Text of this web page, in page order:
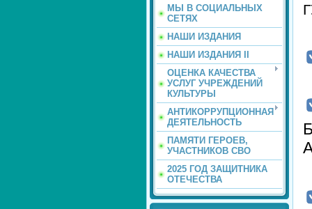
МЫ В СОЦИАЛЬНЫХ
СЕТЯХ
НАШИ ИЗДАНИЯ
НАШИ ИЗДАНИЯ II
ОЦЕНКА КАЧЕСТВА
УСЛУГ УЧРЕЖДЕНИЙ
КУЛЬТУРЫ
АНТИКОРРУПЦИОННАЯ
ДЕЯТЕЛЬНОСТЬ
ПАМЯТИ ГЕРОЕВ,
УЧАСТНИКОВ СВО
2025 ГОД ЗАЩИТНИКА
ОТЕЧЕСТВА